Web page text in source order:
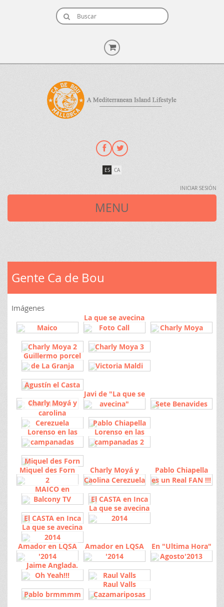
ES CA
INICIAR SESIÓN
MENU
Tazas
Libretas
Delantales
Packs
Contacto
Gente Ca de Bou
Imágenes
Maico
La que se avecina
Foto Call
Charly Moya
Charly Moya 2
Charly Moya 3
Guillermo porcel
de La Granja
Victoria Maldi
Agustín el Casta
Rafa Nadal
Javi de "La que se
avecina"
Sete Benavides
Charly Moyá y
carolina
Cerezuela
Pablo Chiapella
Lorenso en las
campanadas
Lorenso en las
campanadas 2
Miquel des Forn
Miquel des Forn
2
Charly Moyá y
Caolina Cerezuela
Pablo Chiapella
es un Real FAN !!!
MAICO en
Balcony TV
El CASTA en Inca
El CASTA en Inca
La que se avecina
2014
La que se avecina
2014
Amador en LQSA
'2014
Amador en LQSA
'2014
En "Ultima Hora"
Agosto'2013
Jaime Anglada.
Oh Yeah!!!
Raul Valls
Pablo brmmmm
Raul Valls
Cazamariposas